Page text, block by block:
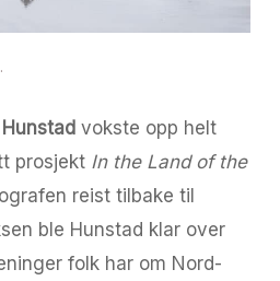
vokste opp helt
prosjekt In the Land of the
reist tilbake til
ble Hunstad klar over
folk har om Nord-